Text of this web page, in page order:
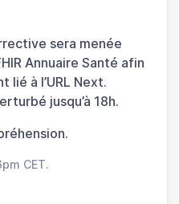
sera menée
Annuaire Santé afin
lié à l’URL Next.
jusqu’à 18h.
CET.